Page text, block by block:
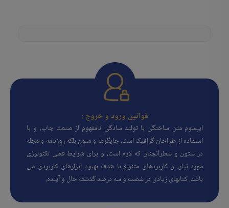
قوانین ورود و خروج :
ایپسوم متن ساختگی با تولید سادگی نامفهوم از صنعت چاپ، و با
استفاده از طراحان گرافیک است، چاپگرها و متون بلکه روزنامه و مجله
در ستون و سطرآنچنان که لازم است، و برای شرایط فعلی تکنولوژی
مورد نیاز، و کاربردهای متنوع با هدف بهبود ابزارهای کاربردی می
باشد، کتابهای زیادی در شصت و سه درصد گذشته حال و آینده،